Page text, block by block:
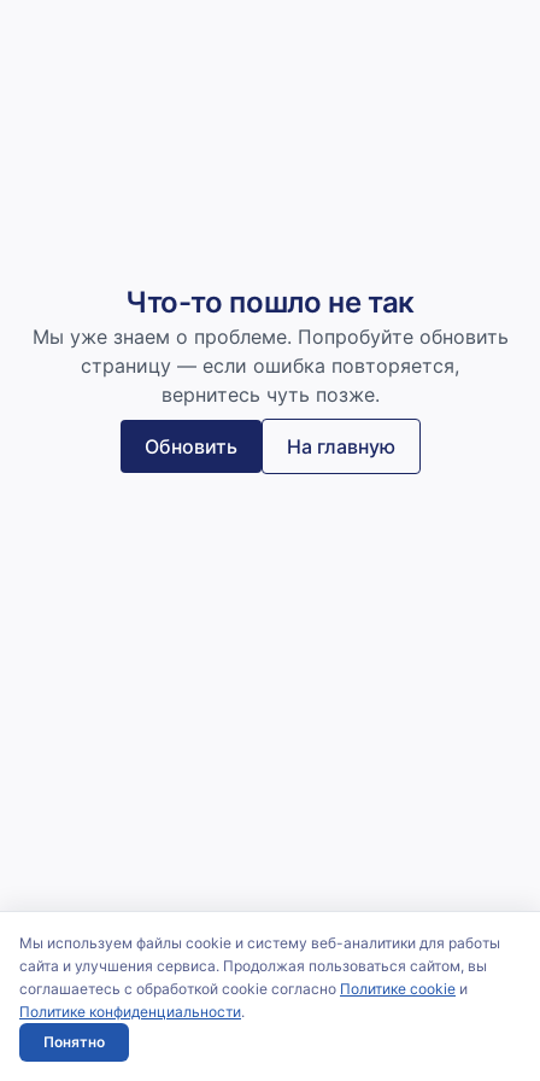
Что-то пошло не так
Мы уже знаем о проблеме. Попробуйте обновить
страницу — если ошибка повторяется,
вернитесь чуть позже.
Обновить На главную
Мы используем файлы cookie и систему веб-аналитики для работы
сайта и улучшения сервиса. Продолжая пользоваться сайтом, вы
соглашаетесь с обработкой cookie согласно Политике cookie и
Политике конфиденциальности.
Понятно